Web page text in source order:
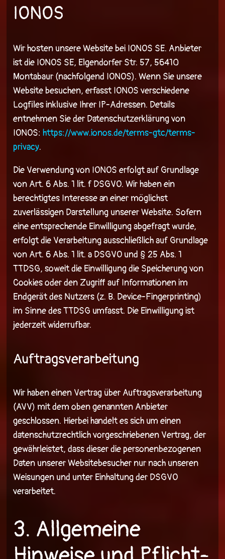
IONOS
Wir hosten unsere Website bei IONOS SE. Anbieter
ist die IONOS SE, Elgendorfer Str. 57, 56410
Montabaur (nachfolgend IONOS). Wenn Sie unsere
Website besuchen, erfasst IONOS verschiedene
Logfiles inklusive Ihrer IP-Adressen. Details
entnehmen Sie der Datenschutzerklärung von
IONOS: https://www.ionos.de/terms-gtc/terms-
privacy.
Die Verwendung von IONOS erfolgt auf Grundlage
von Art. 6 Abs. 1 lit. f DSGVO. Wir haben ein
berechtigtes Interesse an einer möglichst
zuverlässigen Darstellung unserer Website. Sofern
eine entsprechende Einwilligung abgefragt wurde,
erfolgt die Verarbeitung ausschließlich auf Grundlage
von Art. 6 Abs. 1 lit. a DSGVO und § 25 Abs. 1
TTDSG, soweit die Einwilligung die Speicherung von
Cookies oder den Zugriff auf Informationen im
Endgerät des Nutzers (z. B. Device-Fingerprinting)
im Sinne des TTDSG umfasst. Die Einwilligung ist
jederzeit widerrufbar.
Auftragsverarbeitung
Wir haben einen Vertrag über Auftragsverarbeitung
(AVV) mit dem oben genannten Anbieter
geschlossen. Hierbei handelt es sich um einen
datenschutzrechtlich vorgeschriebenen Vertrag, der
gewährleistet, dass dieser die personenbezogenen
Daten unserer Websitebesucher nur nach unseren
Weisungen und unter Einhaltung der DSGVO
verarbeitet.
3. Allgemeine